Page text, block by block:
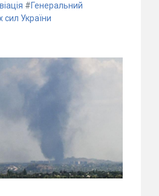
#Генеральний
України